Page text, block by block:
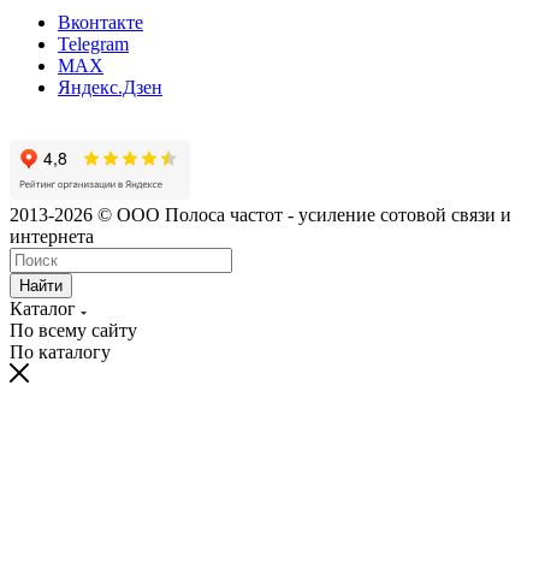
Вконтакте
Telegram
MAX
Яндекс.Дзен
2013-2026 © ООО Полоса частот - усиление сотовой связи и
интернета
Найти
Каталог
По всему сайту
По каталогу